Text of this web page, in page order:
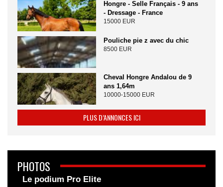
Hongre - Selle Français - 9 ans
- Dressage - France
15000 EUR
Pouliche pie z avec du chic
8500 EUR
Cheval Hongre Andalou de 9
ans 1,64m
10000-15000 EUR
PLUS D’ANNONCES ICI
PHOTOS
Le podium Pro Elite